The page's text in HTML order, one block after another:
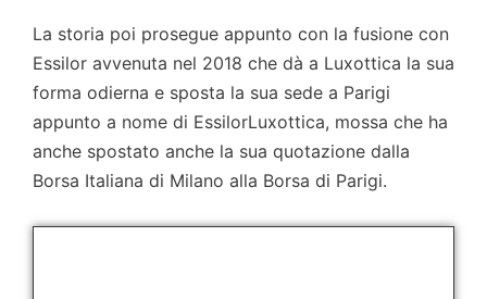
La storia poi prosegue appunto con la fusione con
Essilor avvenuta nel 2018 che dà a Luxottica la sua
forma odierna e sposta la sua sede a Parigi
appunto a nome di EssilorLuxottica, mossa che ha
anche spostato anche la sua quotazione dalla
Borsa Italiana di Milano alla Borsa di Parigi.